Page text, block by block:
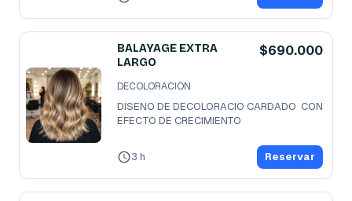
BALAYAGE EXTRA
LARGO
$690.000
DECOLORACION
DISENO DE DECOLORACIO CARDADO  CON
EFECTO DE CRECIMIENTO
3 h Reservar